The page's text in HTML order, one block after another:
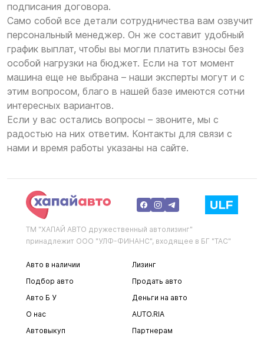
подписания договора.
Само собой все детали сотрудничества вам озвучит
персональный менеджер. Он же составит удобный
график выплат, чтобы вы могли платить взносы без
особой нагрузки на бюджет. Если на тот момент
машина еще не выбрана – наши эксперты могут и с
этим вопросом, благо в нашей базе имеются сотни
интересных вариантов.
Если у вас остались вопросы – звоните, мы с
радостью на них ответим. Контакты для связи с
нами и время работы указаны на сайте.
ТМ "ХАПАЙ АВТО дружественный автолизинг"
принадлежит ООО "УЛФ-ФИНАНС", входящее в БГ "ТАС"
Авто в наличии
Подбор авто
Авто Б У
О нас
Автовыкуп
Лизинг
Продать авто
Деньги на авто
AUTO.RIA
Партнерам